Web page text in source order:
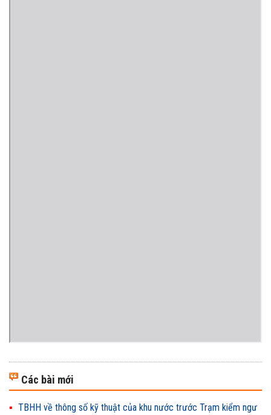
Các bài mới
TBHH về thông số kỹ thuật của khu nước trước Trạm kiểm ngư